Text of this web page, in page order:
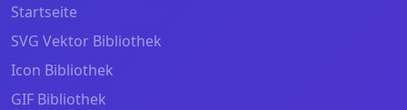
Startseite
SVG Vektor Bibliothek
Icon Bibliothek
GIF Bibliothek